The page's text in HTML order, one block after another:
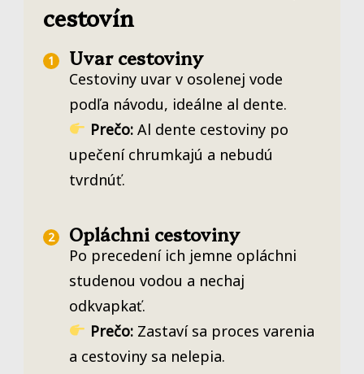
cestovín
Uvar cestoviny
Cestoviny uvar v osolenej vode
podľa návodu, ideálne al dente.
Prečo:Al dente cestoviny po
upečení chrumkajú a nebudú
tvrdnúť.
Opláchni cestoviny
Po precedení ich jemne opláchni
studenou vodou a nechaj
odkvapkať.
Prečo:Zastaví sa proces varenia
a cestoviny sa nelepia.